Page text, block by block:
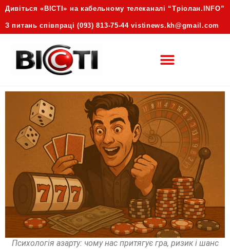
Дивіться «ВІСТІ» на кабельному телеканалі “Трiолан.INFO”
З питань співпраці (093) 813-75-44 vistinews.kh@gmail.com
Психологія азарту: чому нас притягує гра, ризик і шанс